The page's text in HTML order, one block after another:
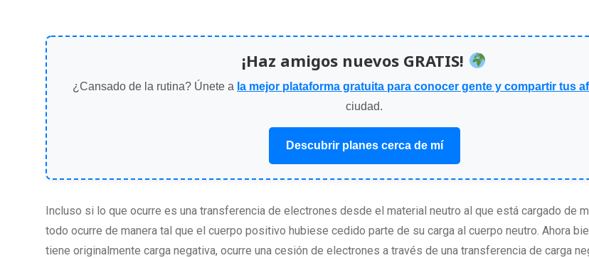
¡Haz amigos nuevos GRATIS!
¿Cansado de la rutina? Únete a la mejor plataforma gratuita para conocer gente y compartir tus
ciudad.
Descubrir planes cerca de mí
Incluso si lo que ocurre es una transferencia de electrones desde el material neutro al que está cargado de
todo ocurre de manera tal que el cuerpo positivo hubiese cedido parte de su carga al cuerpo neutro. Ahora
tiene originalmente carga negativa, ocurre una cesión de electrones a través de una transferencia de carga